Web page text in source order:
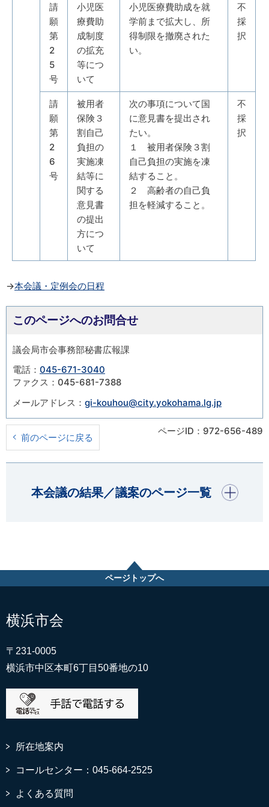
請
願
第
2
5
号
小児医
療費助
成制度
の拡充
等につ
いて
小児医療費助成を就
学前まで拡大し、所
得制限を撤廃された
い。
不
採
択
請
願
第
2
6
号
被用者
保険３
割自己
負担の
実施凍
結等に
関する
意見書
の提出
方につ
いて
次の事項について国
に意見書を提出され
たい。
１ 被用者保険３割
自己負担の実施を凍
結すること。
２ 高齢者の自己負
担を軽減すること。
不
採
択
→本会議・定例会の日程
このページへのお問合せ
議会局市会事務部秘書広報課
電話： 045-671-3040
ファクス：045-681-7388
メールアドレス： gi-kouhou@city.yokohama.lg.jp
前のページに戻る
ページID：972-656-489
本会議の結果／議案のページ一覧
開く
ページトップへ
横浜市会
〒231-0005
横浜市中区本町6丁目50番地の10
所在地案内
コールセンター：045-664-2525
よくある質問